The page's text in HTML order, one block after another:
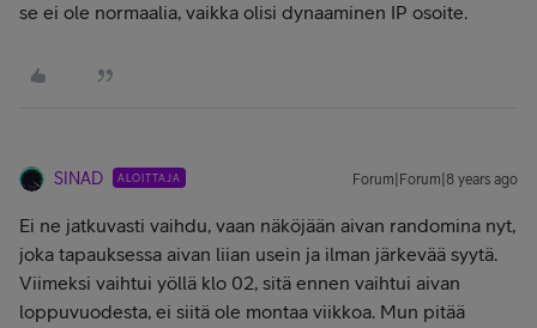
se ei ole normaalia, vaikka olisi dynaaminen IP osoite.
SINAD ALOITTAJA Forum|Forum|8 years ago
Ei ne jatkuvasti vaihdu, vaan näköjään aivan randomina nyt,
joka tapauksessa aivan liian usein ja ilman järkevää syytä.
Viimeksi vaihtui yöllä klo 02, sitä ennen vaihtui aivan
loppuvuodesta, ei siitä ole montaa viikkoa. Mun pitää